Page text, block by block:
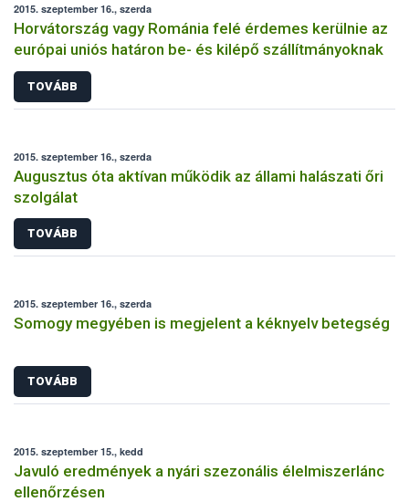
2015. szeptember 16., szerda
Horvátország vagy Románia felé érdemes kerülnie az
európai uniós határon be- és kilépő szállítmányoknak
TOVÁBB
2015. szeptember 16., szerda
Augusztus óta aktívan működik az állami halászati őri
szolgálat
TOVÁBB
2015. szeptember 16., szerda
Somogy megyében is megjelent a kéknyelv betegség
TOVÁBB
2015. szeptember 15., kedd
Javuló eredmények a nyári szezonális élelmiszerlánc
ellenőrzésen